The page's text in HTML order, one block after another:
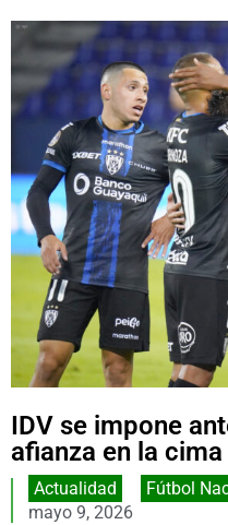
IDV se impone
afianza en la
Actualidad Fútbol
mayo 9, 2026